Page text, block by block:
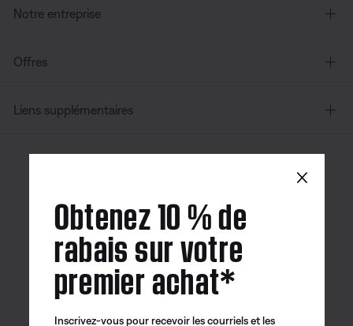
Notre entreprise
Offres
Liens supplémentaires
Bose
Bose Connect
Bose QCE
×
Obtenez 10 % de
rabais sur votre
premier achat*
Inscrivez-vous pour recevoir les courriels et les